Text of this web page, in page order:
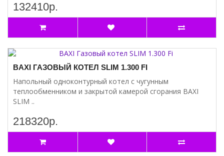
132410р.
BAXI ГАЗОВЫЙ КОТЕЛ SLIM 1.300 FI
Напольный одноконтурный котел с чугунным
теплообменником и закрытой камерой сгорания BAXI
SLIM ..
218320р.